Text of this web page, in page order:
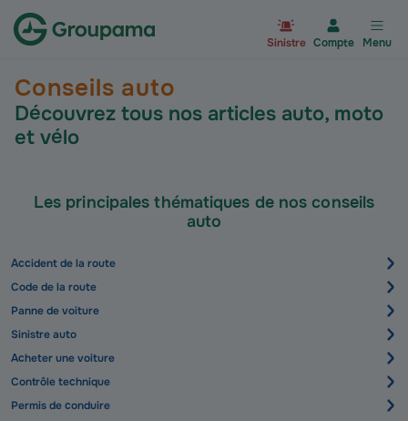
Sinistre Compte Menu
Conseils auto
Découvrez tous nos articles auto, moto
et vélo
Les principales thématiques de nos conseils
auto
Accident de la route
Code de la route
Panne de voiture
Sinistre auto
Acheter une voiture
Contrôle technique
Permis de conduire